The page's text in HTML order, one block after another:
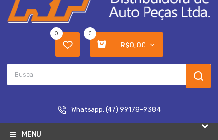
0
R$0,00
0
Whatsapp: (47) 99178-9384
MENU